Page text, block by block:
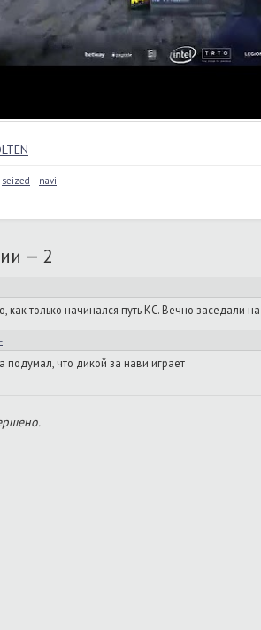
seized navi
— 2
как только начинался путь КС. Вечно заседали
подумал, что дикой за нави играет